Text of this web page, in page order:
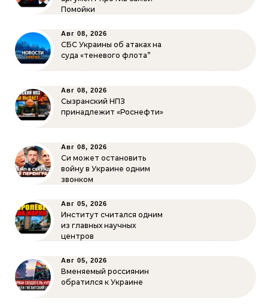
Помойки
Авг 08, 2026
СБС Украины об атаках на
суда «теневого флота”
Авг 08, 2026
Сызранский НПЗ
принадлежит «Роснефти»
Авг 08, 2026
Си может остановить
войну в Украине одним
звонком
Авг 05, 2026
Институт считался одним
из главных научных
центров
Авг 05, 2026
Вменяемый россиянин
обратился к Украине